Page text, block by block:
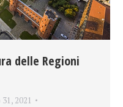
delle Regioni
2021